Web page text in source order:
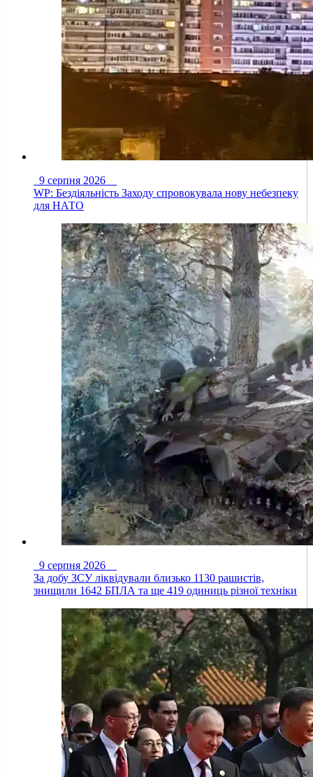
9 серпня 2026
WP: Бездіяльність Заходу спровокувала нову небезпеку
для НАТО
9 серпня 2026
За добу ЗСУ ліквідували близько 1130 рашистів,
знищили 1642 БПЛА та ще 419 одиниць різної техніки